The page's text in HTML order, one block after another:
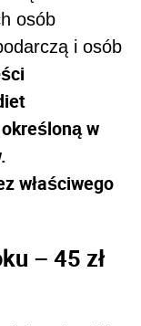
osób
i osób
określoną w
właściwego
– 45 zł